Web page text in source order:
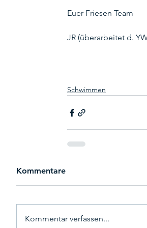
Euer Friesen Team
JR (überarbeitet d.
Schwimmen
Kommentare
Kommentar verfassen...